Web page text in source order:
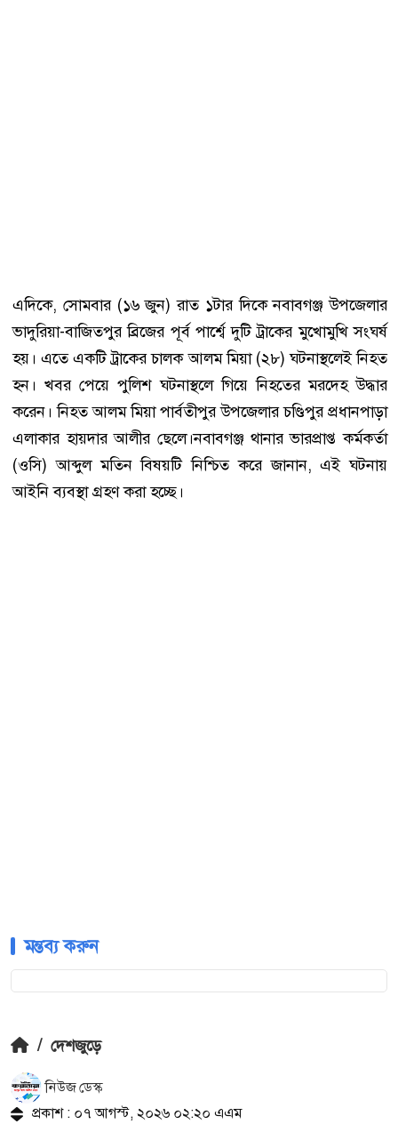
এদিকে, সোমবার (১৬ জুন) রাত ১টার দিকে নবাবগঞ্জ উপজেলার
ভাদুরিয়া-বাজিতপুর ব্রিজের পূর্ব পার্শ্বে দুটি ট্রাকের মুখোমুখি সংঘর্ষ
হয়। এতে একটি ট্রাকের চালক আলম মিয়া (২৮) ঘটনাস্থলেই নিহত
হন। খবর পেয়ে পুলিশ ঘটনাস্থলে গিয়ে নিহতের মরদেহ উদ্ধার
করেন। নিহত আলম মিয়া পার্বতীপুর উপজেলার চণ্ডিপুর প্রধানপাড়া
এলাকার হায়দার আলীর ছেলে।নবাবগঞ্জ থানার ভারপ্রাপ্ত কর্মকর্তা
(ওসি) আব্দুল মতিন বিষয়টি নিশ্চিত করে জানান, এই ঘটনায়
আইনি ব্যবস্থা গ্রহণ করা হচ্ছে।
মন্তব্য করুন
/ দেশজুড়ে
নিউজ ডেস্ক
প্রকাশ : ০৭ আগস্ট, ২০২৬ ০২:২০ এএম